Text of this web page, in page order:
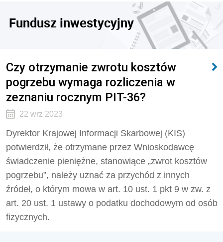
Fundusz inwestycyjny
Czy otrzymanie zwrotu kosztów
pogrzebu wymaga rozliczenia w
zeznaniu rocznym PIT-36?
22 wrz 2023
Dyrektor Krajowej Informacji Skarbowej (KIS)
potwierdził, że otrzymane przez Wnioskodawcę
świadczenie pieniężne, stanowiące „zwrot kosztów
pogrzebu”, należy uznać za przychód z innych
źródeł, o którym mowa w art. 10 ust. 1 pkt 9 w zw. z
art. 20 ust. 1 ustawy o podatku dochodowym od osób
fizycznych.